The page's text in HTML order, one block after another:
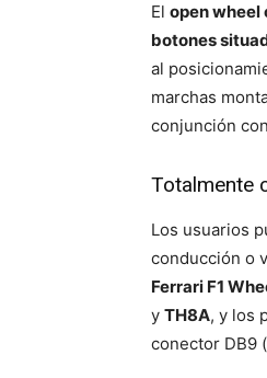
El open wheel
botones
al
marchas
conjunción
Totalmente
Los usuarios
conducción o
Ferrari F1
y TH8A, y los
conector DB9